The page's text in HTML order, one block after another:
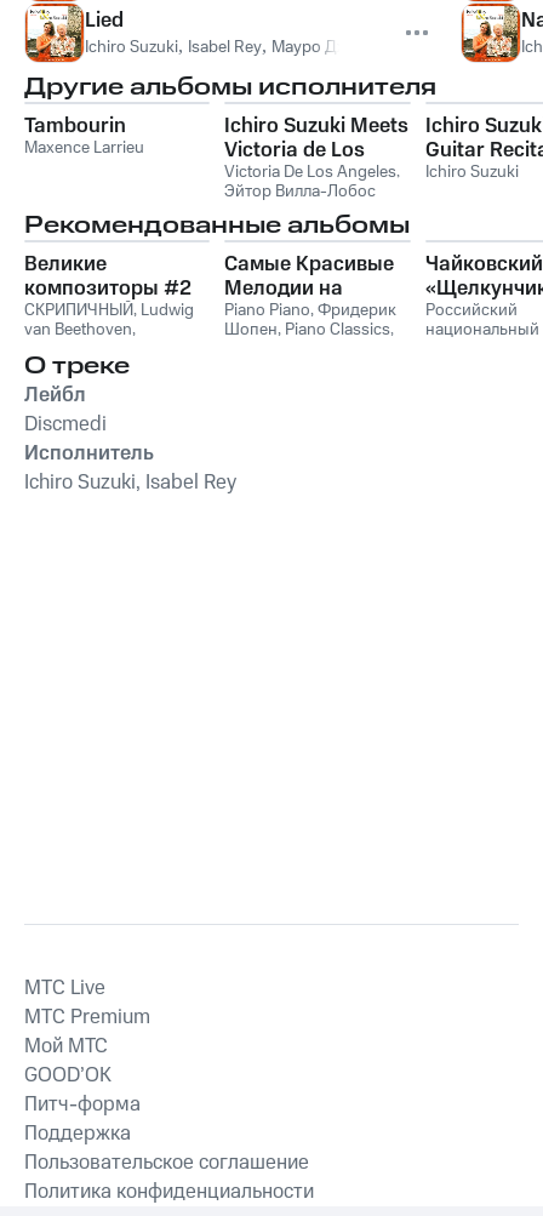
Lied
Ichiro Suzuki, Isabel Rey, Мауро Джулиани
Другие альбомы исполнителя
Tambourin
Maxence Larrieu
Ichiro Suzuki Meets
Victoria de Los
Angeles
Victoria De Los Angeles,
Эйтор Вилла-Лобос
Ichiro
Guitar
Ichiro Suzuki
Рекомендованные альбомы
Великие
композиторы #2
СКРИПИЧНЫЙ, Ludwig
van Beethoven,
Франц Шуберт
String Orchestra
Антонио Вивальди
Самые Красивые
Мелодии на
Пианино
Piano Piano,Фридерик
Шопен, Piano Classics,
Чайковский
Российский
национальный
О треке
Лейбл
Discmedi
Исполнитель
Ichiro Suzuki, Isabel Rey
MTС Live
MTС Premium
Мой МТС
GOOD’OK
Питч-форма
Поддержка
Пользовательское соглашение
Политика конфиденциальности